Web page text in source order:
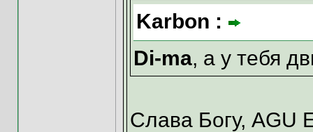
Karbon :
Di-ma, а у тебя
Слава Богу, AGU